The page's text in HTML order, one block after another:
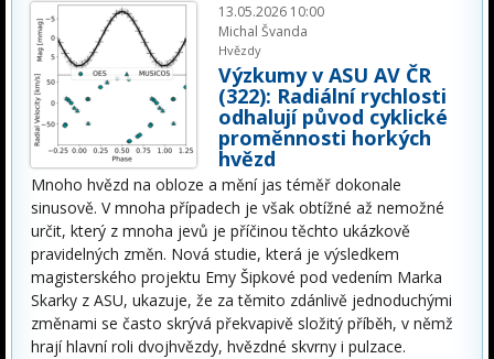
13.05.2026 10:00
Michal Švanda
Hvězdy
Výzkumy v ASU AV ČR
(322): Radiální rychlosti
odhalují původ cyklické
proměnnosti horkých
hvězd
Mnoho hvězd na obloze a mění jas téměř dokonale
sinusově. V mnoha případech je však obtížné až nemožné
určit, který z mnoha jevů je příčinou těchto ukázkově
pravidelných změn. Nová studie, která je výsledkem
magisterského projektu Emy Šipkové pod vedením Marka
Skarky z ASU, ukazuje, že za těmito zdánlivě jednoduchými
změnami se často skrývá překvapivě složitý příběh, v němž
hrají hlavní roli dvojhvězdy, hvězdné skvrny i pulzace.